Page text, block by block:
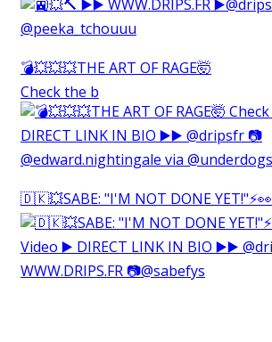
💣💥💥💥THE ART OF RAGE🤯⁠
Check the b
🇩🇰💥SABE: "I'M NOT DONE YET!"⚡️👀⁠